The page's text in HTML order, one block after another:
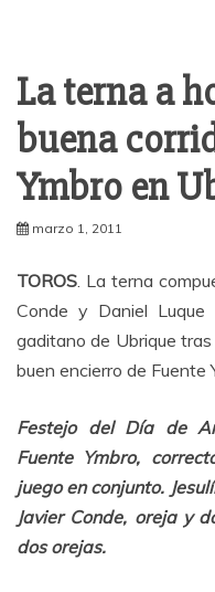
La terna a
buena
Ymbro en
marzo 1, 2011
TOROS. La terna
Conde y Daniel
gaditano de Ubrique
buen encierro de Fuente
Festejo del Día de
Fuente Ymbro,
juego en conjunto.
Javier Conde, oreja y
dos orejas.